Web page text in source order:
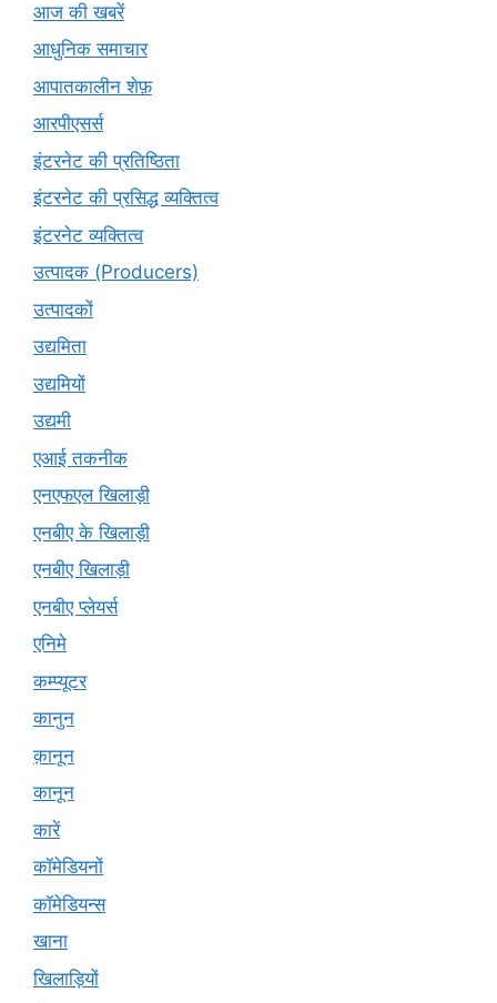
आज की खबरें
आधुनिक समाचार
आपातकालीन शेफ़
आरपीएसर्स
इंटरनेट की प्रतिष्ठिता
इंटरनेट की प्रसिद्ध व्यक्तित्व
इंटरनेट व्यक्तित्व
उत्पादक (Producers)
उत्पादकों
उद्यमिता
उद्यमियों
उद्यमी
एआई तकनीक
एनएफएल खिलाड़ी
एनबीए के खिलाड़ी
एनबीए खिलाड़ी
एनबीए प्लेयर्स
एनिमे
कम्प्यूटर
कानुन
क़ानून
कानून
कारें
कॉमेडियनों
कॉमेडियन्स
खाना
खिलाड़ियों